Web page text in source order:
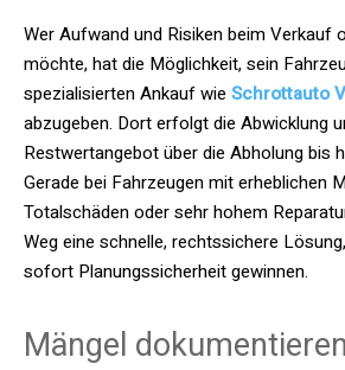
Wer Aufwand und Risiken beim Verkauf
möchte, hat die Möglichkeit, sein
spezialisierten Ankauf wie Schrottauto
abzugeben. Dort erfolgt die Abwicklung
Restwertangebot über die Abholung bis
Gerade bei Fahrzeugen mit erheblichen
Totalschäden oder sehr hohem
Weg eine schnelle, rechtssichere
sofort Planungssicherheit gewinnen.
Mängel